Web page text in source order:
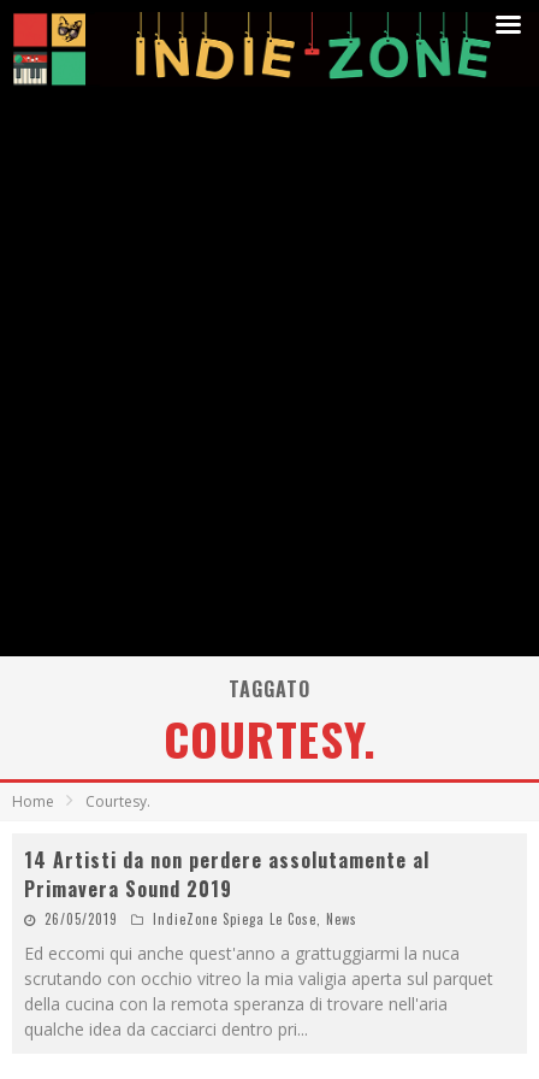
TAGGATO
COURTESY.
Home Courtesy.
14 Artisti da non perdere assolutamente al
Primavera Sound 2019
26/05/2019 IndieZone Spiega Le Cose News
Ed eccomi qui anche quest'anno a grattuggiarmi la nuca
scrutando con occhio vitreo la mia valigia aperta sul parquet
della cucina con la remota speranza di trovare nell'aria
qualche idea da cacciarci dentro pri...